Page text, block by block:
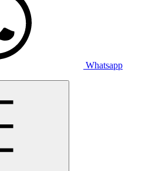
Whatsapp